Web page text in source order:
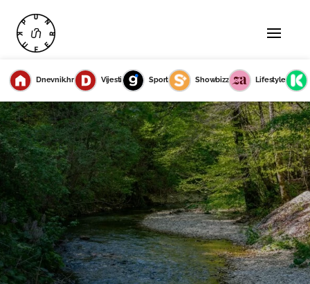
Dnevnik.hr Vijesti Sport Showbizz Lifestyle